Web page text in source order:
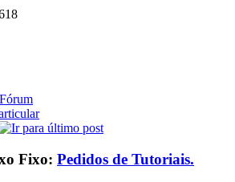
Fixo: Pedidos de Tutoriais.